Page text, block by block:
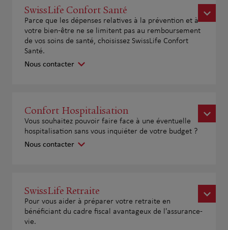
SwissLife Confort Santé
Parce que les dépenses relatives à la prévention et à
votre bien-être ne se limitent pas au remboursement
de vos soins de santé, choisissez SwissLife Confort
Santé.
Nous contacter
Confort Hospitalisation
Vous souhaitez pouvoir faire face à une éventuelle
hospitalisation sans vous inquiéter de votre budget ?
Nous contacter
SwissLife Retraite
Pour vous aider à préparer votre retraite en
bénéficiant du cadre fiscal avantageux de l'assurance-
vie.